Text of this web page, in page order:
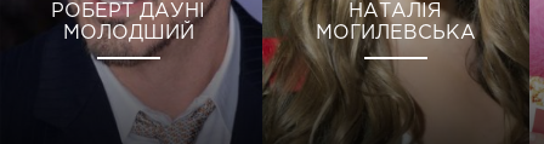
РОБЕРТ ДАУНІ
МОЛОДШИЙ
НАТАЛІЯ
МОГИЛЕВСЬКА